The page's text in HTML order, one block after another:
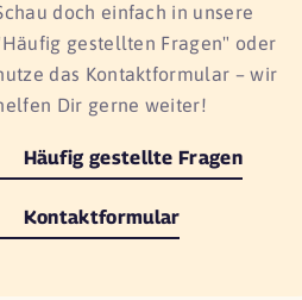
doch einfach in unsere
gestellten Fragen" oder
das Kontaktformular – wir
Dir gerne weiter!
Häufig gestellte Fragen
Kontaktformular